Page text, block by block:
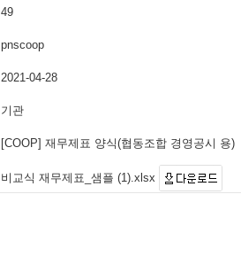
49
pnscoop
2021-04-28
기관
[COOP] 재무제표 양식(협동조합 경영공시 용)
비교식 재무제표_샘플 (1).xlsx